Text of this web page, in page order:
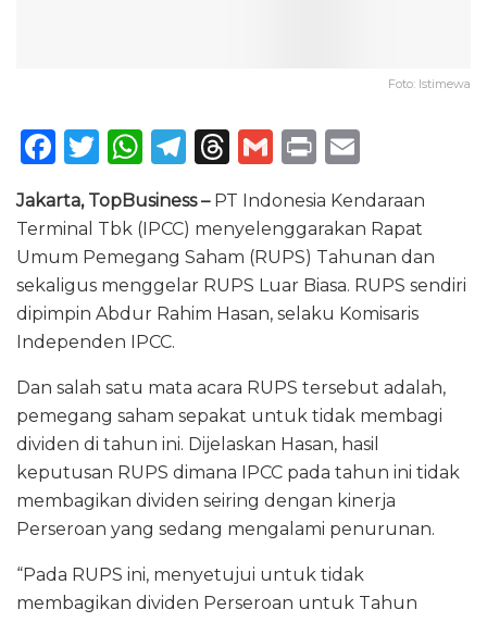
Foto: Istimewa
F
c
e
b
o
o
k
T
it
te
r
W
h
a
ts
A
p
p
T
e
g
ra
m
T
re
a
d
s
G
ai
l
P
n
t
ai
l
Jakarta, TopBusiness –PT Indonesia Kendaraan
Terminal Tbk (IPCC) menyelenggarakan Rapat
Umum Pemegang Saham (RUPS) Tahunan dan
sekaligus menggelar RUPS Luar Biasa. RUPS sendiri
dipimpin Abdur Rahim Hasan, selaku Komisaris
Independen IPCC.
Dan salah satu mata acara RUPS tersebut adalah,
pemegang saham sepakat untuk tidak membagi
dividen di tahun ini. Dijelaskan Hasan, hasil
keputusan RUPS dimana IPCC pada tahun ini tidak
membagikan dividen seiring dengan kinerja
Perseroan yang sedang mengalami penurunan.
“Pada RUPS ini, menyetujui untuk tidak
membagikan dividen Perseroan untuk Tahun